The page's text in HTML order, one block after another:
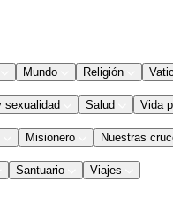
Mundo Religión
sexualidad Salud Vida
Misionero Nuestras
Santuario Viajes